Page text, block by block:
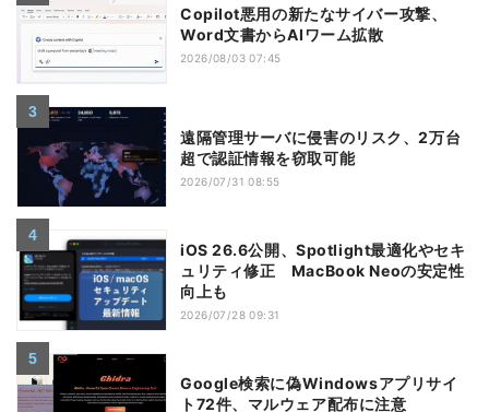
Copilot悪用の新たなサイバー攻撃、
Word文書からAIワーム拡散
2026/08/03 07:45
遠隔管理サーバに侵害のリスク、2万台
超で認証情報を窃取可能
2026/07/31 08:55
iOS 26.6公開、Spotlight最適化やセキ
ュリティ修正 MacBook Neoの安定性
向上も
2026/07/28 09:31
Google検索に偽Windowsアプリサイ
ト72件、マルウェア配布に注意